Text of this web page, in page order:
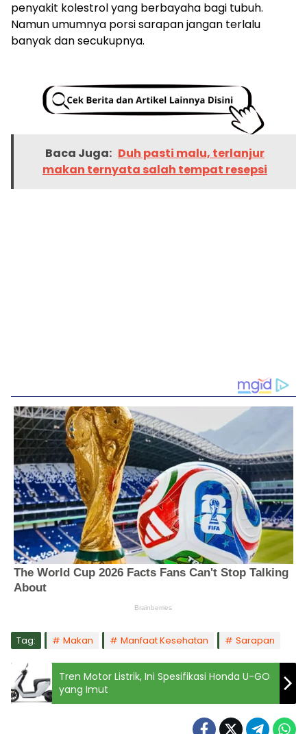
penyakit kolestrol yang berbayaha bagi tubuh.
Namun umumnya porsi sarapan jangan terlalu
banyak dan secukupnya.
Baca Juga: Duh pasti malu, terlanjur
makan ternyata salah tempat resepsi
Tag: Makan Manfaat Kesehatan Sarapan
Tren Motor Listrik, Ini Spesifikasi Honda U-GO
yang Imut